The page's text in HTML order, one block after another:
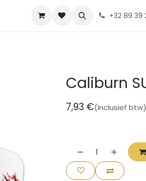
+32 89 39
Caliburn
7,93 €(Inclusief btw)